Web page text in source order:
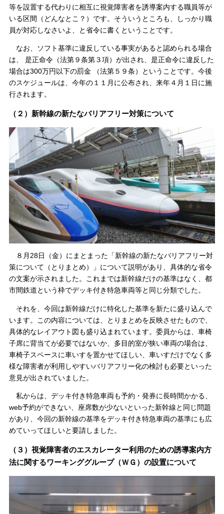
等を設置する代わりに相互に視覚障害者を誘導案内する職員等が
いる区間（どんなとこ？）です。そういうところも、しっかり職
員が対応しなさいよ、と省令に書くということです。
なお、ソフト基準に違反している事実があると認められる場合
は、 是正命令（法第９条第３項）が出され、是正命令に違反した
場合は300万円以下の罰金 （法第５９条）ということです。今後
のスケジュールは、今年の１１月に公布され、来年４月１日に施
行されます。
（２）新幹線の新たなバリアフリー対策について
８月28日（金）にまとまった「新幹線の新たなバリアフリー対
策について（とりまとめ）」について説明があり、具体的な省令
の文案が示されました。これまでは新幹線だけの基準はなく、都
市間鉄道という枠でデッキ付き特急車両等と同じ分類でした。
それを、今回は新幹線だけに特化した基準を新たに盛り込んで
います。この内容については、とりまとめを反映させたもので、
具体的なレイアウト図も盛り込まれています。委員からは、車椅
子席に背当てが必要ではないか、多目的室が狭い車両の場合は、
車椅子スペースに車いすを置かせてほしい、車いすだけでなく多
様な障害者が利用しやすいバリアフリー化の検討も必要といった
意見が出されていました。
私からは、デッキ付き特急車両も予約・発券に長時間かかる、
web予約ができない、座席数が少ないといった新幹線と同じ問題
があり、今回の新幹線の基準をデッキ付き特急車両の基準にも広
めていってほしいと要請しました。
（３）視覚障害者のエスカレーター利用のための誘導案内方
法に関するワーキンググループ（ＷＧ）の設置について